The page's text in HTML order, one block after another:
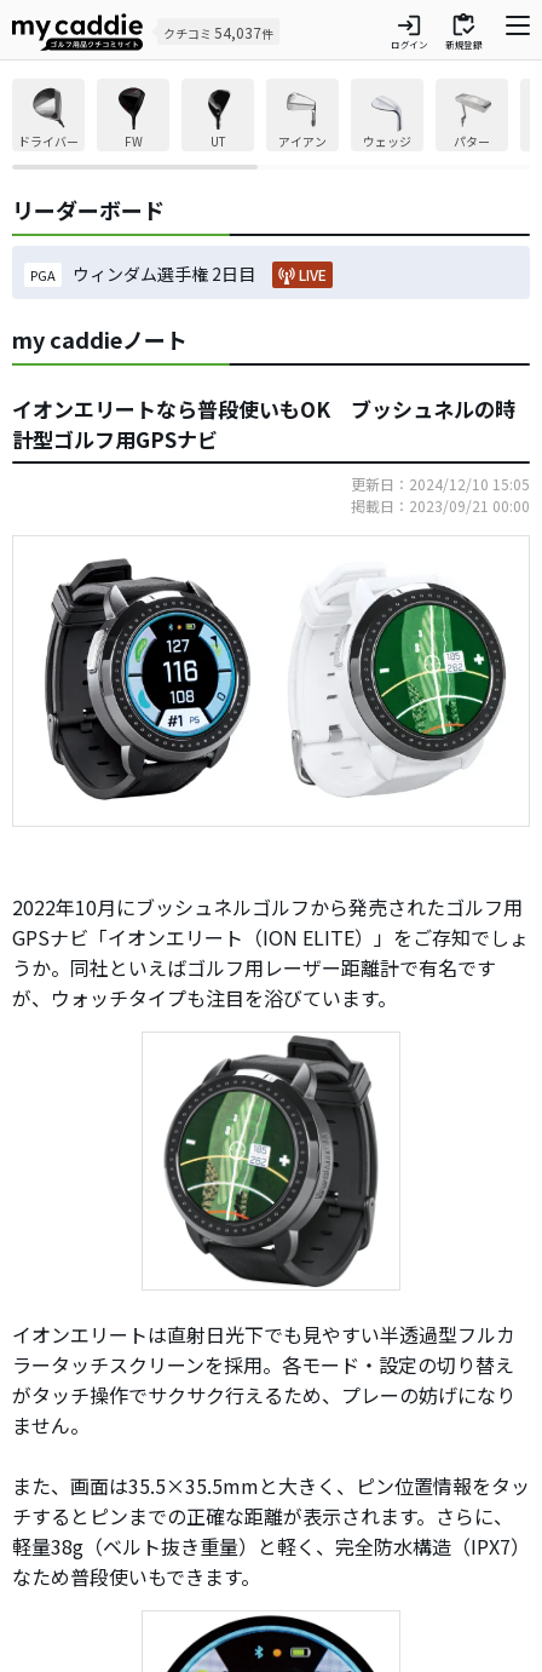
クチコミ 54,037件 login
ログイン
inventory
新規登録
ドライバー FW UT アイアン ウェッジ パター
リーダーボード
PGA ウィンダム選手権 2日目 LIVE
my caddieノート
イオンエリートなら普段使いもOK ブッシュネルの時
計型ゴルフ用GPSナビ
更新日：2024/12/10 15:05
掲載日：2023/09/21 00:00
2022年10月にブッシュネルゴルフから発売されたゴルフ用
GPSナビ「イオンエリート（ION ELITE）」をご存知でしょ
うか。同社といえばゴルフ用レーザー距離計で有名です
が、ウォッチタイプも注目を浴びています。
イオンエリートは直射日光下でも見やすい半透過型フルカ
ラータッチスクリーンを採用。各モード・設定の切り替え
がタッチ操作でサクサク行えるため、プレーの妨げになり
ません。
また、画面は35.5×35.5mmと大きく、ピン位置情報をタッ
チするとピンまでの正確な距離が表示されます。さらに、
軽量38g（ベルト抜き重量）と軽く、完全防水構造（IPX7）
なため普段使いもできます。